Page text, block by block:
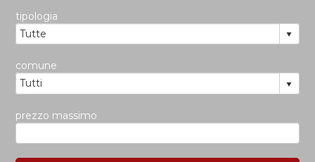
tipologia
comune
prezzo massimo